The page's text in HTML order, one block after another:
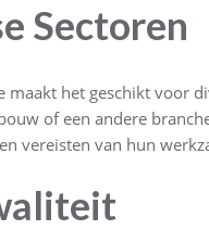
Sectoren
het geschikt voor
of een andere
vereisten van hun